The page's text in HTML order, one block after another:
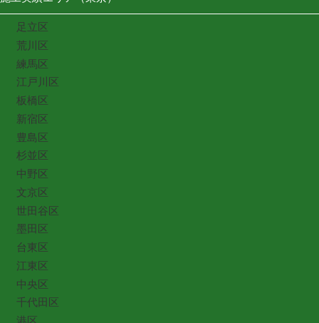
足立区
荒川区
練馬区
江戸川区
板橋区
新宿区
豊島区
杉並区
中野区
文京区
世田谷区
墨田区
台東区
江東区
中央区
千代田区
港区